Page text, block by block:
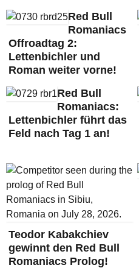
Red Bull
Romaniacs
Offroadtag 2:
Lettenbichler und
Roman weiter vorne!
Red Bull
Romaniacs:
Lettenbichler führt das
Feld nach Tag 1 an!
Teodor Kabakchiev
gewinnt den Red Bull
Romaniacs Prolog!